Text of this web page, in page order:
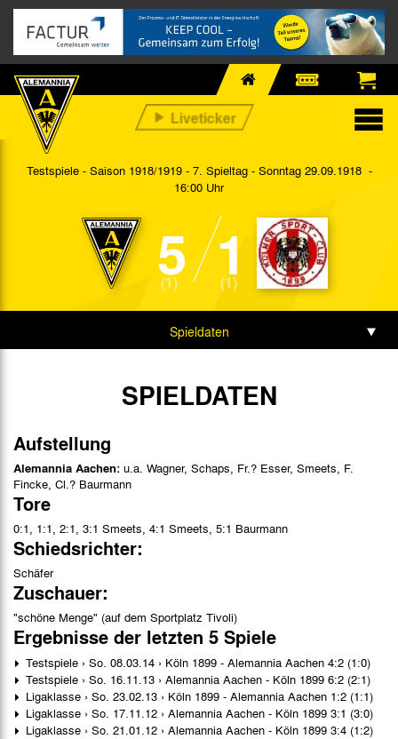
Testspiele - Saison 1918/1919 - 7. Spieltag - Sonntag 29.09.1918 -
16:00 Uhr
5
(1) 1
(1)
Spieldaten
SPIELDATEN
Aufstellung
Alemannia Aachen: u.a. Wagner, Schaps, Fr.? Esser, Smeets, F.
Fincke, Cl.? Baurmann
Tore
0:1, 1:1, 2:1, 3:1 Smeets, 4:1 Smeets, 5:1 Baurmann
Schiedsrichter:
Schäfer
Zuschauer:
"schöne Menge" (auf dem Sportplatz Tivoli)
Ergebnisse der letzten 5 Spiele
Testspiele › So. 08.03.14 › Köln 1899 - Alemannia Aachen 4:2 (1:0)
Testspiele › So. 16.11.13 › Alemannia Aachen - Köln 1899 6:2 (2:1)
Ligaklasse › So. 23.02.13 › Köln 1899 - Alemannia Aachen 1:2 (1:1)
Ligaklasse › So. 17.11.12 › Alemannia Aachen - Köln 1899 3:1 (3:0)
Ligaklasse › So. 21.01.12 › Alemannia Aachen - Köln 1899 3:4 (1:2)